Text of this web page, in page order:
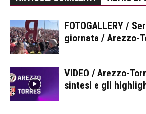
FOTOGALLERY /
giornata / Arezzo-
VIDEO / Arezzo-
sintesi e gli